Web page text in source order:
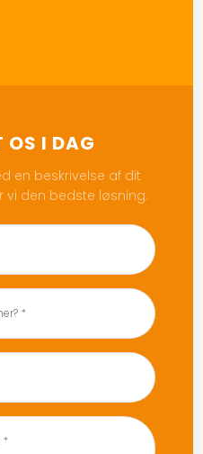
OS I DAG
en beskrivelse af dit
vi den bedste løsning.